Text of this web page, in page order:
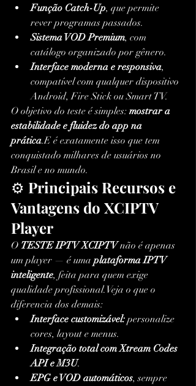
Função Catch-Up, que permite
rever programas passados.
Sistema VOD Premium, com
catálogo organizado por gênero.
Interface moderna e responsiva,
compatível com qualquer dispositivo
Android, Fire Stick ou Smart TV.
O objetivo do teste é simples: mostrar a
estabilidade e fluidez do app na
prática.E é exatamente isso que tem
conquistado milhares de usuários no
Brasil e no mundo.
⚙️ Principais Recursos e
Vantagens do XCIPTV
Player
O TESTE IPTV XCIPTV não é apenas
um player — é uma plataforma IPTV
inteligente, feita para quem exige
qualidade profissional.Veja o que o
diferencia dos demais:
Interface customizável: personalize
cores, layout e menus.
Integração total com Xtream Codes
API e M3U.
EPG e VOD automáticos, sempre